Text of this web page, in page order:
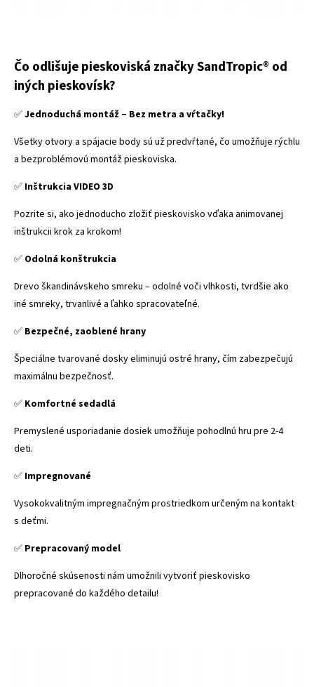
Čo odlišuje pieskoviská značky SandTropic® od
iných pieskovísk?
✅Jednoduchá montáž – Bez metra a vŕtačky!
Všetky otvory a spájacie body sú už predvŕtané, čo umožňuje rýchlu
a bezproblémovú montáž pieskoviska.
✅ Inštrukcia VIDEO 3D
Pozrite si, ako jednoducho zložiť pieskovisko vďaka animovanej
inštrukcii krok za krokom!
✅ Odolná konštrukcia
Drevo škandinávskeho smreku – odolné voči vlhkosti, tvrdšie ako
iné smreky, trvanlivé a ľahko spracovateľné.
✅ Bezpečné, zaoblené hrany
Špeciálne tvarované dosky eliminujú ostré hrany, čím zabezpečujú
maximálnu bezpečnosť.
✅ Komfortné sedadlá
Premyslené usporiadanie dosiek umožňuje pohodlnú hru pre 2-4
deti.
✅ Impregnované
Vysokokvalitným impregnačným prostriedkom určeným na kontakt
s deťmi.
✅ Prepracovaný model
Dlhoročné skúsenosti nám umožnili vytvoriť pieskovisko
prepracované do každého detailu!